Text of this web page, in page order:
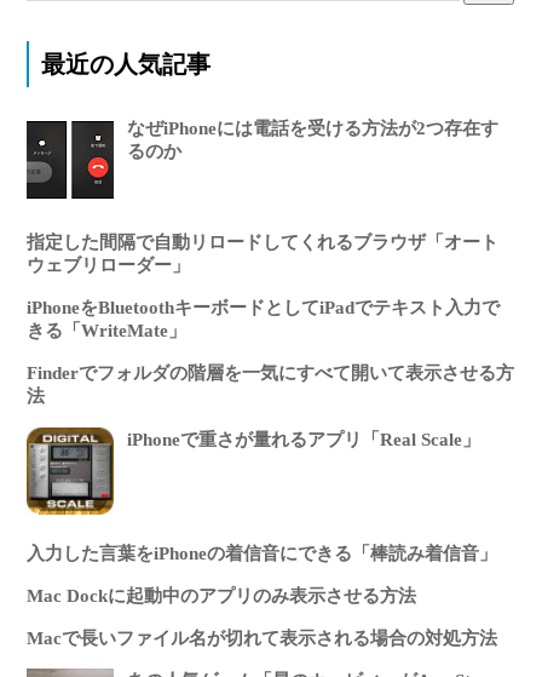
最近の人気記事
なぜiPhoneには電話を受ける方法が2つ存在す
るのか
指定した間隔で自動リロードしてくれるブラウザ「オート
ウェブリローダー」
iPhoneをBluetoothキーボードとしてiPadでテキスト入力で
きる「WriteMate」
Finderでフォルダの階層を一気にすべて開いて表示させる方
法
iPhoneで重さが量れるアプリ「Real Scale」
入力した言葉をiPhoneの着信音にできる「棒読み着信音」
Mac Dockに起動中のアプリのみ表示させる方法
Macで長いファイル名が切れて表示される場合の対処方法